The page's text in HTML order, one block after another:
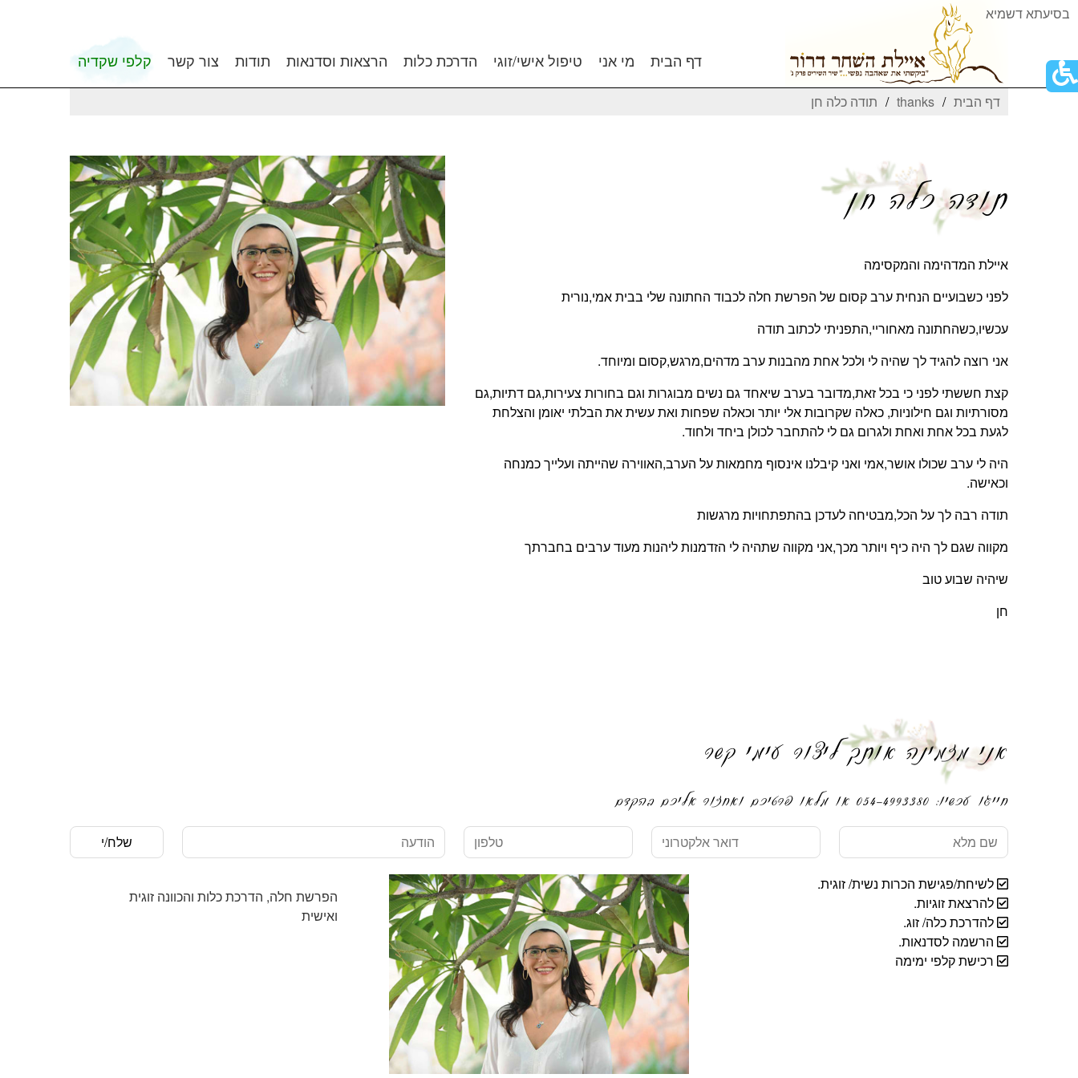
כפתור
לפתיחת
בסיעתא דשמיא
דף הבית מי אני טיפול אישי/זוגי הדרכת כלות הרצאות וסדנאות תודות צור קשר קלפי שקדיה
דף הבית thanks תודה כלה חן
תודה כלה חן
איילת המדהימה והמקסימה
לפני כשבועיים הנחית ערב קסום של הפרשת חלה לכבוד החתונה שלי בבית אמי,נורית
עכשיו,כשהחתונה מאחוריי,התפניתי לכתוב תודה
אני רוצה להגיד לך שהיה לי ולכל אחת מהבנות ערב מדהים,מרגש,קסום ומיוחד.
קצת חששתי לפני כי בכל זאת,מדובר בערב שיאחד גם נשים מבוגרות וגם בחורות צעירות,גם דתיות,גם
מסורתיות וגם חילוניות, כאלה שקרובות אלי יותר וכאלה שפחות ואת עשית את הבלתי יאומן והצלחת
לגעת בכל אחת ואחת ולגרום גם לי להתחבר לכולן ביחד ולחוד.
היה לי ערב שכולו אושר,אמי ואני קיבלנו אינסוף מחמאות על הערב,האווירה שהייתה ועלייך כמנחה
וכאישה.
תודה רבה לך על הכל,מבטיחה לעדכן בהתפתחויות מרגשות
מקווה שגם לך היה כיף ויותר מכך,אני מקווה שתהיה לי הזדמנות ליהנות מעוד ערבים בחברתך
שיהיה שבוע טוב
חן
אני מזמינה אותך ליצור עימי קשר
חייגו עכשיו: 054-4993380 או מלאו פרטיכם ואחזור אליכם בהקדם
שם
מלא
דואר
אלקטרוני
טלפון הודעה
לשיחת/פגישת הכרות נשית/ זוגית.
להרצאת זוגיות.
להדרכת כלה/ זוג.
הרשמה לסדנאות.
רכישת קלפי ימימה
‏הפרשת חלה, הדרכת כלות והכוונה זוגית
ואישית‏